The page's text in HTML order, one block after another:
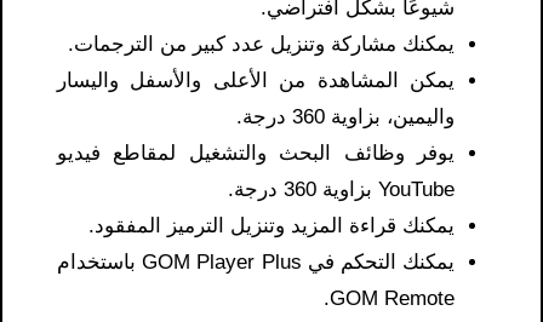
شيوعًا بشكل افتراضي.
يمكنك مشاركة وتنزيل عدد كبير من الترجمات.
يمكن المشاهدة من الأعلى والأسفل واليسار
واليمين، بزاوية 360 درجة.
يوفر وظائف البحث والتشغيل لمقاطع فيديو
YouTube بزاوية 360 درجة.
يمكنك قراءة المزيد وتنزيل الترميز المفقود.
يمكنك التحكم في GOM Player Plus باستخدام
GOM Remote.